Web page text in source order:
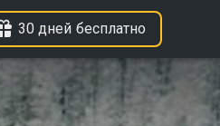
30 дней бесплатно